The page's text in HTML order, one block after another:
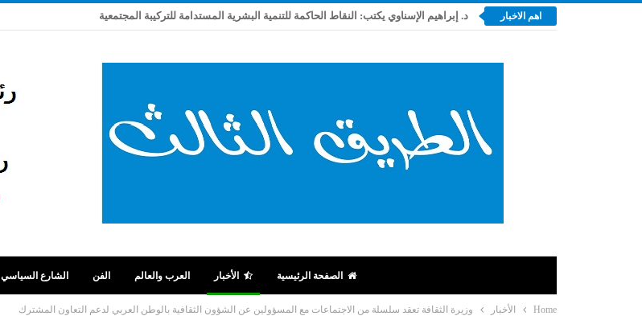
اهم الاخبار د. إبراهيم الإسناوي يكتب: النقاط الحاكمة للتنمية البشرية المستدامة للتركيبة المجتمعية
الصفحة الرئيسية الأخبار العرب والعالم الفن الشارع السياسي
Home الأخبار وزيرة الثقافة تعقد سلسلة من الاجتماعات مع المسؤولين عن الشؤون الثقافية بالوطن العربي لدعم التعاون المشترك